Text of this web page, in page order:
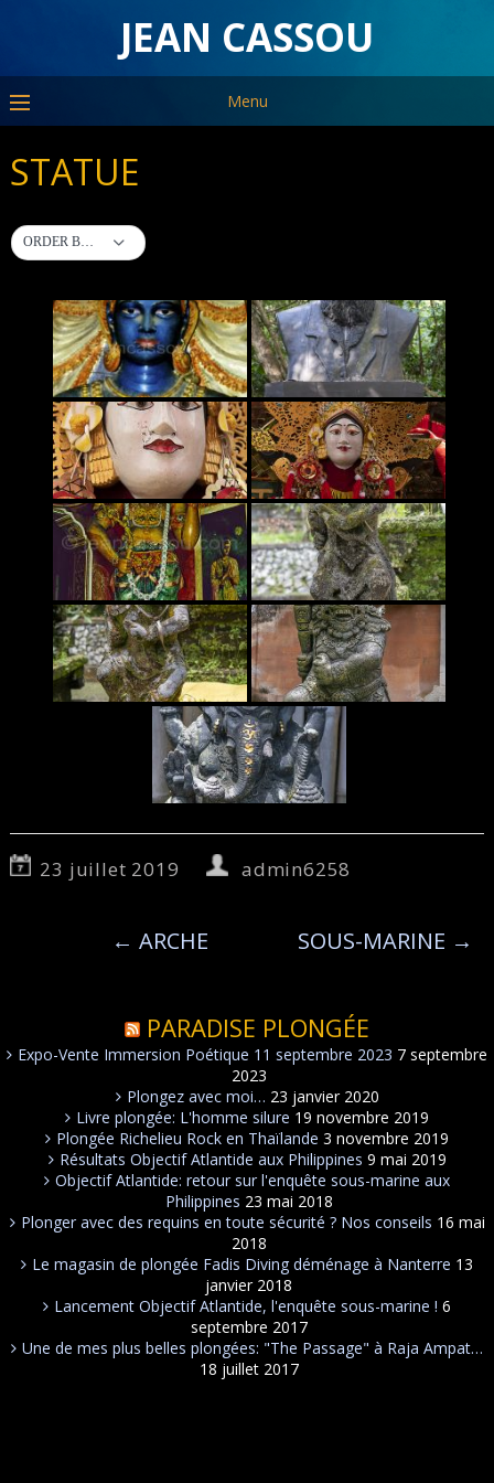
JEAN CASSOU
Menu
STATUE
ORDER BY DEFAULT
23 juillet 2019 admin6258
← ARCHE SOUS-MARINE →
PARADISE PLONGÉE
Expo-Vente Immersion Poétique 11 septembre 2023 7 septembre
2023
Plongez avec moi… 23 janvier 2020
Livre plongée: L'homme silure 19 novembre 2019
Plongée Richelieu Rock en Thaïlande 3 novembre 2019
Résultats Objectif Atlantide aux Philippines 9 mai 2019
Objectif Atlantide: retour sur l'enquête sous-marine aux
Philippines 23 mai 2018
Plonger avec des requins en toute sécurité ? Nos conseils 16 mai
2018
Le magasin de plongée Fadis Diving déménage à Nanterre 13
janvier 2018
Lancement Objectif Atlantide, l'enquête sous-marine ! 6
septembre 2017
Une de mes plus belles plongées: "The Passage" à Raja Ampat…
18 juillet 2017